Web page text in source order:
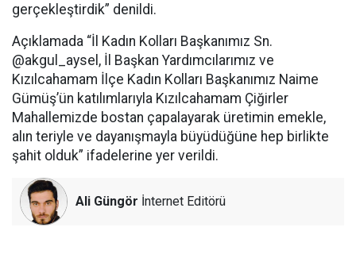
gerçekleştirdik” denildi.
Açıklamada “İl Kadın Kolları Başkanımız Sn.
@akgul_aysel, İl Başkan Yardımcılarımız ve
Kızılcahamam İlçe Kadın Kolları Başkanımız Naime
Gümüş’ün katılımlarıyla Kızılcahamam Çiğirler
Mahallemizde bostan çapalayarak üretimin emekle,
alın teriyle ve dayanışmayla büyüdüğüne hep birlikte
şahit olduk” ifadelerine yer verildi.
Ali Güngör İnternet Editörü